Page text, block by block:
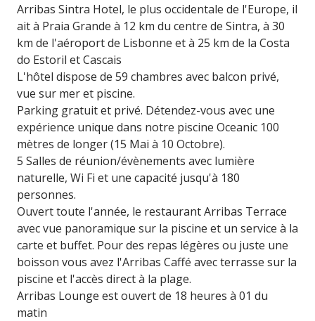
Arribas Sintra Hotel, le plus occidentale de l'Europe, il
ait à Praia Grande à 12 km du centre de Sintra, à 30
km de l'aéroport de Lisbonne et à 25 km de la Costa
do Estoril et Cascais
L'hôtel dispose de 59 chambres avec balcon privé,
vue sur mer et piscine.
Parking gratuit et privé. Détendez-vous avec une
expérience unique dans notre piscine Oceanic 100
mètres de longer (15 Mai à 10 Octobre).
5 Salles de réunion/évènements avec lumière
naturelle, Wi Fi et une capacité jusqu'à 180
personnes.
Ouvert toute l'année, le restaurant Arribas Terrace
avec vue panoramique sur la piscine et un service à la
carte et buffet. Pour des repas légères ou juste une
boisson vous avez l'Arribas Caffé avec terrasse sur la
piscine et l'accès direct à la plage.
Arribas Lounge est ouvert de 18 heures à 01 du
matin